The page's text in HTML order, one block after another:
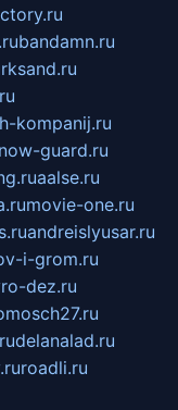
bandamn.ru
kompanij.ru
guard.ru
aalse.ru
movie-one.ru
andreislyusar.ru
i-grom.ru
dez.ru
delanalad.ru
roadli.ru